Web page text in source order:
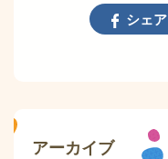
シェア
アーカイブ